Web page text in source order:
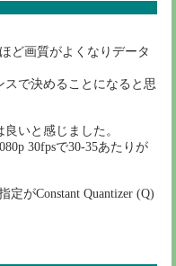
ど画質がよくなりデータ
で決めることになると思
いと感じました。
30fpsで30-35あたりが
定がConstant Quantizer (Q)